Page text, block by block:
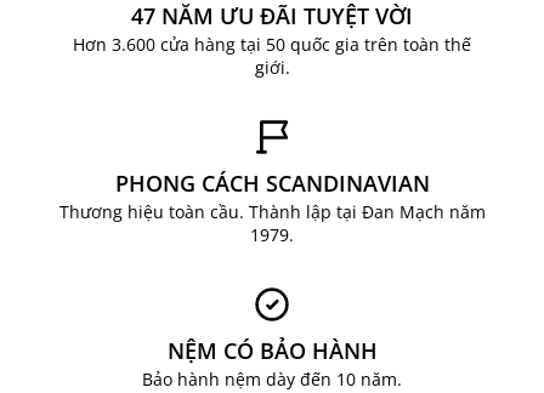
47 NĂM ƯU ĐÃI TUYỆT VỜI
Hơn 3.600 cửa hàng tại 50 quốc gia trên toàn thế
giới.
PHONG CÁCH SCANDINAVIAN
Thương hiệu toàn cầu. Thành lập tại Đan Mạch năm
1979.
NỆM CÓ BẢO HÀNH
Bảo hành nệm dày đến 10 năm.